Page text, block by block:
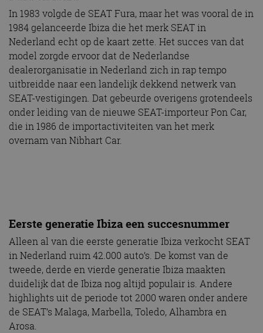
In 1983 volgde de SEAT Fura, maar het was vooral de in
1984 gelanceerde Ibiza die het merk SEAT in
Nederland echt op de kaart zette. Het succes van dat
model zorgde ervoor dat de Nederlandse
dealerorganisatie in Nederland zich in rap tempo
uitbreidde naar een landelijk dekkend netwerk van
SEAT-vestigingen. Dat gebeurde overigens grotendeels
onder leiding van de nieuwe SEAT-importeur Pon Car,
die in 1986 de importactiviteiten van het merk
overnam van Nibhart Car.
Eerste generatie Ibiza een succesnummer
Alleen al van die eerste generatie Ibiza verkocht SEAT
in Nederland ruim 42.000 auto’s. De komst van de
tweede, derde en vierde generatie Ibiza maakten
duidelijk dat de Ibiza nog altijd populair is. Andere
highlights uit de periode tot 2000 waren onder andere
de SEAT’s Malaga, Marbella, Toledo, Alhambra en
Arosa.